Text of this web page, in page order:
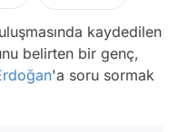
kaydedilen
belirten bir genç,
'a soru sormak